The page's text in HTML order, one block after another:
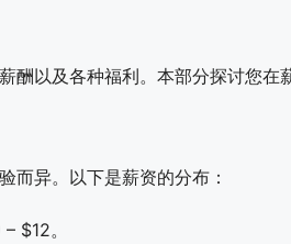
酬以及各种福利。本部分探讨您在
而异。以下是薪资的分布：
$12。